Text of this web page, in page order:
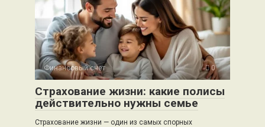
Финансовый счет 0
Страхование жизни: какие полисы
действительно нужны семье
Страхование жизни — один из самых спорных